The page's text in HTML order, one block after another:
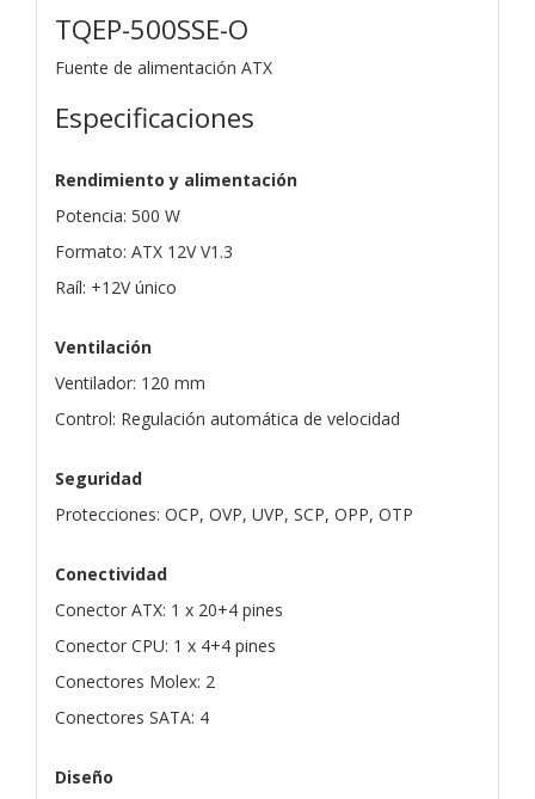
TQEP-500SSE-O
Fuente de alimentación ATX
Especificaciones
Rendimiento y alimentación
Potencia: 500 W
Formato: ATX 12V V1.3
Raíl: +12V único
Ventilación
Ventilador: 120 mm
Control: Regulación automática de velocidad
Seguridad
Protecciones: OCP, OVP, UVP, SCP, OPP, OTP
Conectividad
Conector ATX: 1 x 20+4 pines
Conector CPU: 1 x 4+4 pines
Conectores Molex: 2
Conectores SATA: 4
Diseño